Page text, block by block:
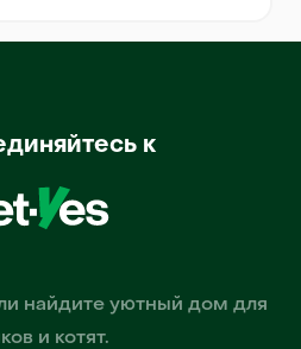
к
найдите уютный дом для
и котят.